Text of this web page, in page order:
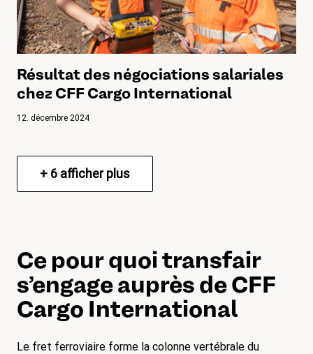
Résultat des négociations salariales
chez CFF Cargo International
12. décembre 2024
+ 6 afficher plus
Ce pour quoi transfair
s’engage auprès de CFF
Cargo International
Le fret ferroviaire forme la colonne vertébrale du